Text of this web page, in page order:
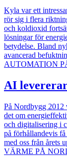
Kyla var ett
rör sig i flera
och koldioxid
lösningar för
betydelse. Bland
avancerad
AUTOMATION
AI
På Nordbygg 2012
det om
och digitalisering i
på förhållandevis
med oss från årets
VÄRME PÅ